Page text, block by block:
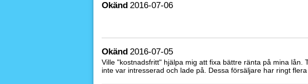
Okänd 2016-07-06
Okänd 2016-07-05
Ville "kostnadsfritt" hjälpa mig att fixa bättre ränta på mina
inte var intresserad och lade på. Dessa försäljare har ringt flera